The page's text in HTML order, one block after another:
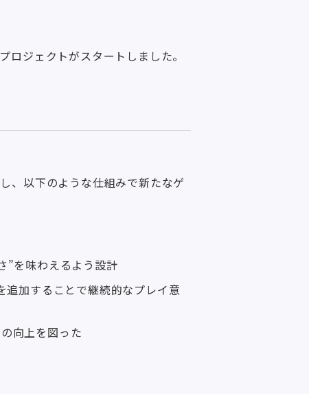
ジェクトがスタートしました。
、以下のような仕組みで新たなゲ
”を味わえるよう設計
追加することで継続的なプレイ意
向上を図った